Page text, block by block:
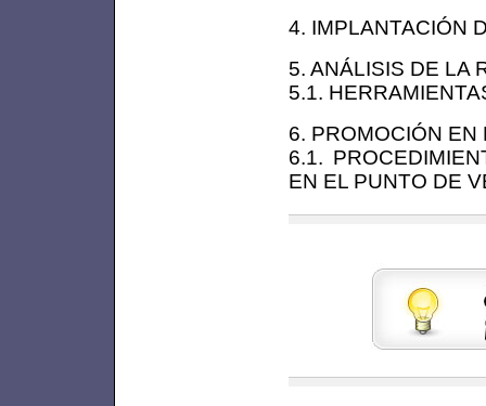
4. IMPLANTACIÓN
5. ANÁLISIS DE LA
5.1.
6. PROMOCIÓN
6.1.
EN EL PUNTO DE